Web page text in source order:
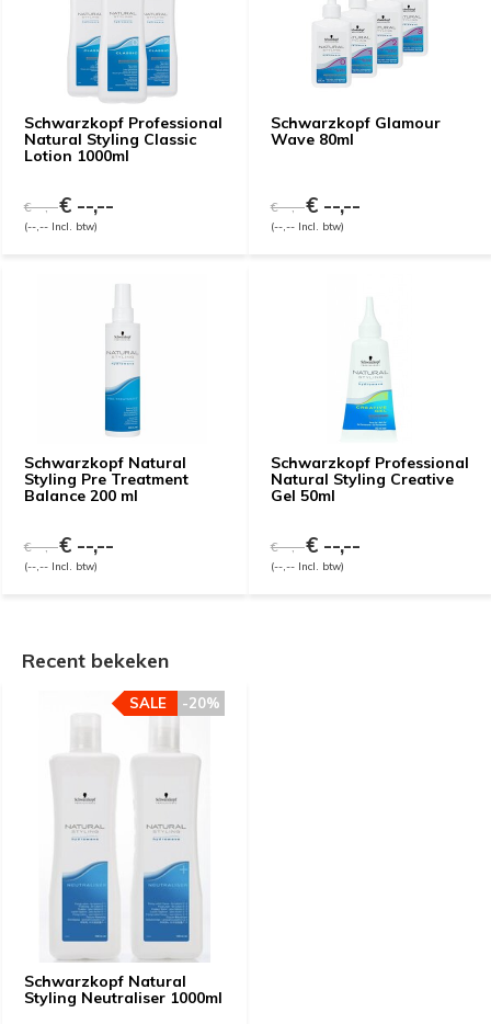
Schwarzkopf Professional
Natural Styling Classic
Lotion 1000ml
€ --,--€ --,--
(--,-- Incl. btw)
Schwarzkopf Glamour
Wave 80ml
€ --,--€ --,--
(--,-- Incl. btw)
Schwarzkopf Natural
Styling Pre Treatment
Balance 200 ml
€ --,--€ --,--
(--,-- Incl. btw)
Schwarzkopf Professional
Natural Styling Creative
Gel 50ml
€ --,--€ --,--
(--,-- Incl. btw)
Recent bekeken
Schwarzkopf Natural
Styling Neutraliser 1000ml
-20%
SALE